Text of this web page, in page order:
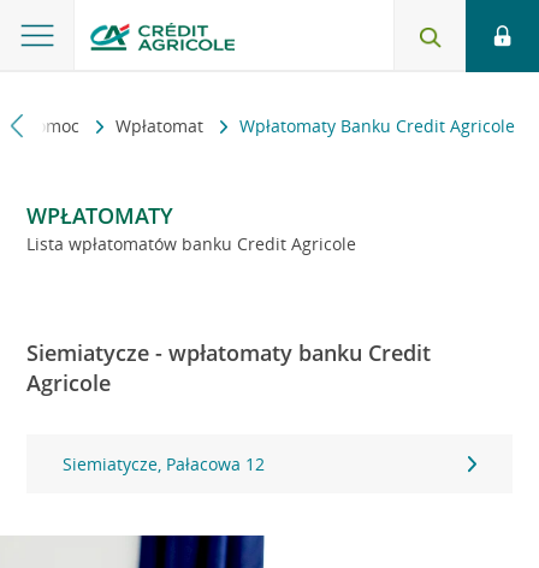
i pomoc Wpłatomat Wpłatomaty Banku Credit Agricole
WPŁATOMATY
Lista wpłatomatów banku Credit Agricole
Siemiatycze - wpłatomaty banku Credit
Agricole
Siemiatycze, Pałacowa 12